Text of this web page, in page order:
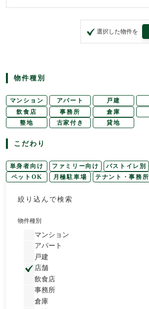
選択した物件を
物件種別
マンション アパート 戸建
飲食店
事務所 倉庫
整地
古家付き 貸地
こだわり
単身者向け ファミリー向け バストイレ別
ペットOK
月極駐車場 テナント・事務所
絞り込んで検索
物件種別
マンション
アパート
戸建
店舗
飲食店
事務所
倉庫